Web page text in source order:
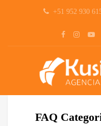
+51 952 930
FAQ